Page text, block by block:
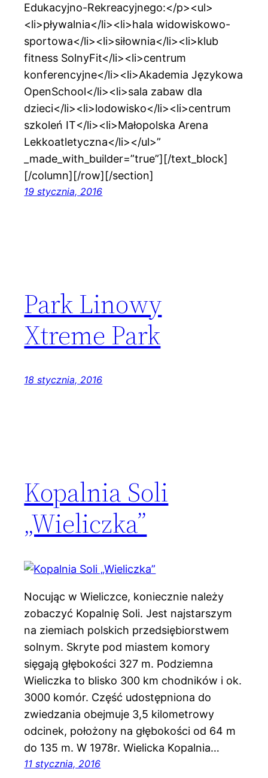
Edukacyjno-Rekreacyjnego:</p><ul>
<li>pływalnia</li><li>hala widowiskowo-
sportowa</li><li>siłownia</li><li>klub
fitness SolnyFit</li><li>centrum
konferencyjne</li><li>Akademia Językowa
OpenSchool</li><li>sala zabaw dla
dzieci</li><li>lodowisko</li><li>centrum
szkoleń IT</li><li>Małopolska Arena
Lekkoatletyczna</li></ul>”
_made_with_builder=”true”][/text_block]
[/column][/row][/section]
19 stycznia, 2016
Park Linowy
Xtreme Park
18 stycznia, 2016
Kopalnia Soli
„Wieliczka”
Nocując w Wieliczce, koniecznie należy
zobaczyć Kopalnię Soli. Jest najstarszym
na ziemiach polskich przedsiębiorstwem
solnym. Skryte pod miastem komory
sięgają głębokości 327 m. Podziemna
Wieliczka to blisko 300 km chodników i ok.
3000 komór. Część udostępniona do
zwiedzania obejmuje 3,5 kilometrowy
odcinek, położony na głębokości od 64 m
do 135 m. W 1978r. Wielicka Kopalnia…
11 stycznia, 2016